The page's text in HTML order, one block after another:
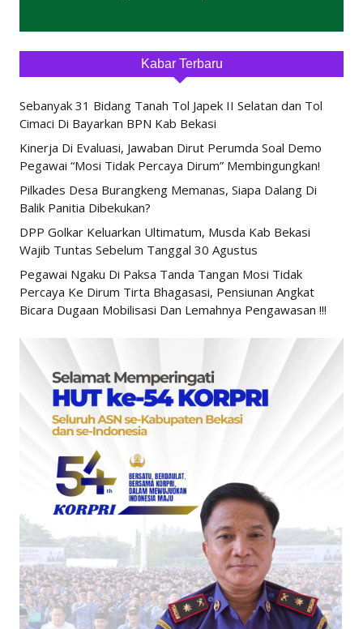
Kabar Terbaru
Sebanyak 31 Bidang Tanah Tol Japek II Selatan dan Tol
Cimaci Di Bayarkan BPN Kab Bekasi
Kinerja Di Evaluasi, Jawaban Dirut Perumda Soal Demo
Pegawai “Mosi Tidak Percaya Dirum” Membingungkan!
Pilkades Desa Burangkeng Memanas, Siapa Dalang Di
Balik Panitia Dibekukan?
DPP Golkar Keluarkan Ultimatum, Musda Kab Bekasi
Wajib Tuntas Sebelum Tanggal 30 Agustus
Pegawai Ngaku Di Paksa Tanda Tangan Mosi Tidak
Percaya Ke Dirum Tirta Bhagasasi, Pensiunan Angkat
Bicara Dugaan Mobilisasi Dan Lemahnya Pengawasan !!!